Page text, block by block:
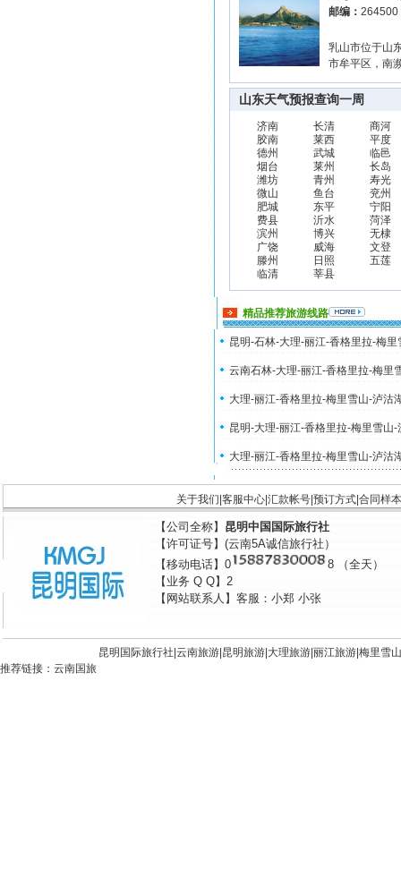
邮编：
乳山市位于山
市牟平区，南
山东天气预报查询一周
济南 长清
商河
胶南
莱西
平度
德州
武城
临邑
烟台
莱州
长岛
潍坊
青州
寿光
微山
鱼台
兖州
肥城
东平
宁阳
费县
沂水
菏泽
滨州
博兴
无棣
广饶
威海
文登
滕州
日照
五莲
临清
莘县
精品推荐旅游线路
昆明-石林-大理-丽江-香格里拉-梅
云南石林-大理-丽江-香格里拉-梅里
大理-丽江-香格里拉-梅里雪山-泸沽
昆明-大理-丽江-香格里拉-梅里雪山
大理-丽江-香格里拉-梅里雪山-泸沽
关于我们 客服中心 汇款帐号 预订方式 合同样本
【公司全称】 昆明中国国际旅行社
【许可证号】(云南5A诚信旅行社）
【移动电话】0
8 （全天）
【业务 Q Q】2
【网站联系人】客服：小郑 小张
昆明国际旅行社| 云南旅游 昆明旅游 大理旅游 丽江旅游 梅里雪山
推荐链接： 云南国旅